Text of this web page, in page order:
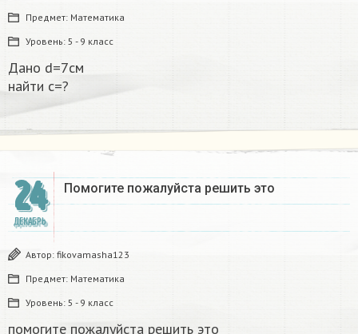
Предмет: Математика
Уровень: 5 - 9 класс
Дано d=7см
найти с=?​
24
ДЕКАБРЬ
Помогите пожалуйста решить это
Автор: fikovamasha123
Предмет: Математика
Уровень: 5 - 9 класс
помогите пожалуйста решить это